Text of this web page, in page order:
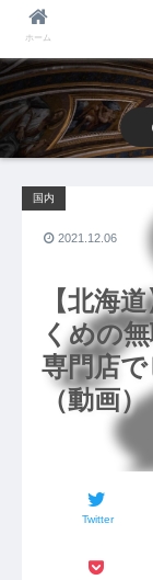
【北海
くめの
専門店
（動画）
国内
Twitter
2021.12.06
ホーム